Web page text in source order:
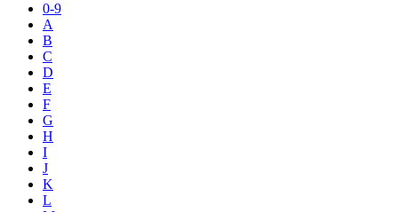
0-9
A
B
C
D
E
F
G
H
I
J
K
L